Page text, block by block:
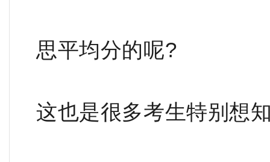
思平均分的呢?
这也是很多考生特别想